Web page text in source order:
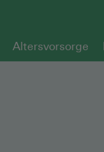
Altersvorsorge